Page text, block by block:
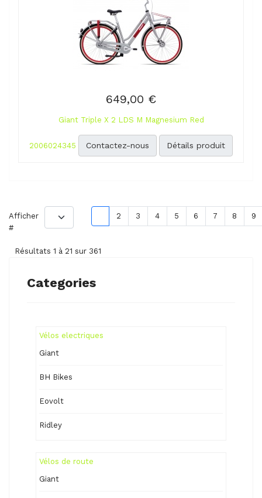
649,00 €
Giant Triple X 2 LDS M Magnesium Red
2006024345 Contactez-nous Détails produit
Afficher
#
2 3 4 5 6 7 8 9
Résultats 1 à 21 sur 361
Categories
Vélos electriques
Giant
BH Bikes
Eovolt
Ridley
Vélos de route
Giant